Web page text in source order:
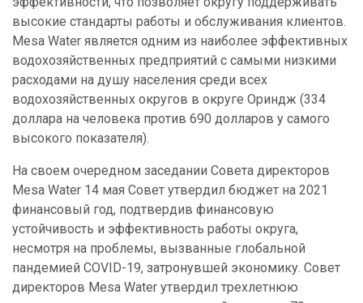
высокие стандарты работы и обслуживания клиентов.
Mesa Water является одним из наиболее эффективных
водохозяйственных предприятий с самыми низкими
расходами на душу населения среди всех
водохозяйственных округов в округе Ориндж (334
доллара на человека против 690 долларов у самого
высокого показателя).
На своем очередном заседании Совета директоров
Mesa Water 14 мая Совет утвердил бюджет на 2021
финансовый год, подтвердив финансовую
устойчивость и эффективность работы округа,
несмотря на проблемы, вызванные глобальной
пандемией COVID-19, затронувшей экономику. Совет
директоров Mesa Water утвердил трехлетнюю